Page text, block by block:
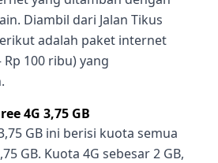
Diambil dari Jalan Tikus
adalah paket internet
Rp 100 ribu) yang
4G 3,75 GB
GB ini berisi kuota semua
GB. Kuota 4G sebesar 2 GB,